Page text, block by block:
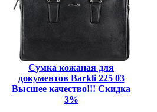
Сумка кожаная для
документов Barkli 225 03
Высшее качество!!! Скидка
3%